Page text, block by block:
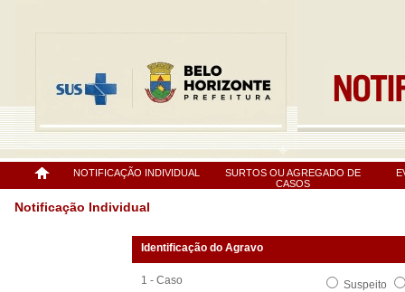
NOTIFICAÇÃO INDIVIDUAL
SURTOS OU AGREGADO DE
CASOS
Notificação Individual
Identificação do Agravo
1 - Caso Suspeito